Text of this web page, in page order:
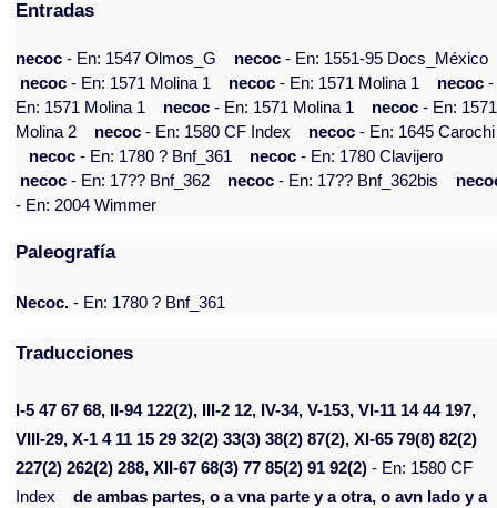
Entradas
necoc- En: 1547 Olmos_G necoc- En: 1551-95 Docs_México
necoc- En: 1571 Molina 1 necoc- En: 1571 Molina 1 necoc-
En: 1571 Molina 1
necoc- En: 1571 Molina 1 necoc- En: 1571
Molina 2
necoc- En: 1580 CF Index necoc- En: 1645 Carochi
necoc- En: 1780 ? Bnf_361 necoc- En: 1780 Clavijero
necoc- En: 17?? Bnf_362 necoc- En: 17?? Bnf_362bis
- En: 2004 Wimmer
Paleografía
Necoc. - En: 1780 ? Bnf_361
Traducciones
I-5 47 67 68, II-94 122(2), III-2 12, IV-34, V-153, VI-11 14 44 197,
VIII-29, X-1 4 11 15 29 32(2) 33(3) 38(2) 87(2), XI-65 79(8) 82(2)
227(2) 262(2) 288, XII-67 68(3) 77 85(2) 91 92(2) - En: 1580 CF
Index
de ambas partes, o a vna parte y a otra, o avn lado y a